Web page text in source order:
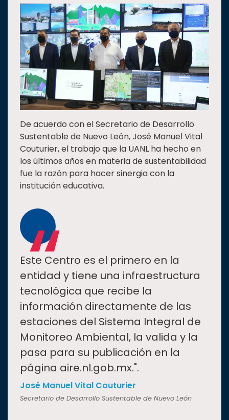
Responsabilidad
social
Vinculación
Historia
Universiada
Nacional
De acuerdo con el Secretario de Desarrollo
Sustentable de Nuevo León, José Manuel Vital
Couturier, el trabajo que la UANL ha hecho en
los últimos años en materia de sustentabilidad
fue la razón para hacer sinergia con la
institución educativa.
“
Este Centro es el primero en la
entidad y tiene una infraestructura
tecnológica que recibe la
información directamente de las
estaciones del Sistema Integral de
Monitoreo Ambiental, la valida y la
pasa para su publicación en la
página aire.nl.gob.mx.".
José Manuel Vital Couturier
Secretario de Desarrollo Sustentable de Nuevo León